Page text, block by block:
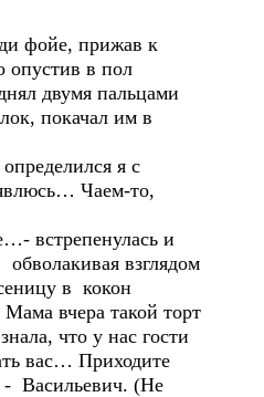
фойе, прижав к
опустив в пол
двумя пальцами
покачал им в
я с
Чаем-то,
встрепенулась и
взглядом
в кокон
вчера такой торт
что у нас гости
вас… Приходите
- Васильевич. (Не